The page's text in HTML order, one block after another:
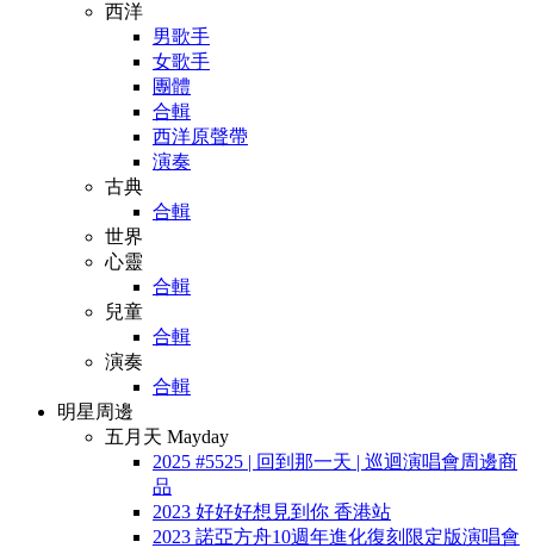
西洋
男歌手
女歌手
團體
合輯
西洋原聲帶
演奏
古典
合輯
世界
心靈
合輯
兒童
合輯
演奏
合輯
明星周邊
五月天 Mayday
2025 #5525 | 回到那一天 | 巡迴演唱會周邊商
品
2023 好好好想見到你 香港站
2023 諾亞方舟10週年進化復刻限定版演唱會